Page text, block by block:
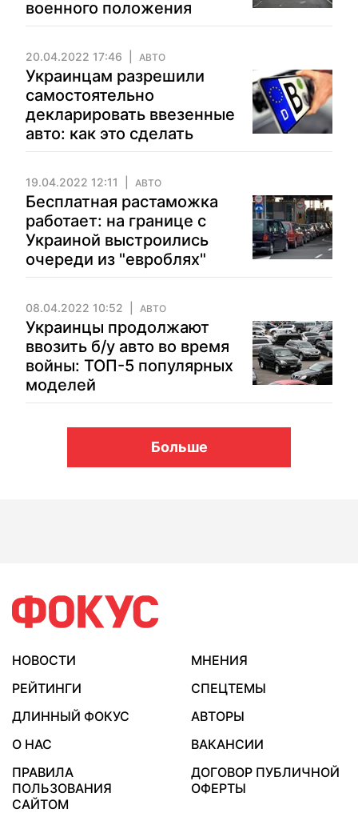
военного положения
20.04.2022 17:46 АВТО
Украинцам разрешили
самостоятельно
декларировать ввезенные
авто: как это сделать
19.04.2022 12:11 АВТО
Бесплатная растаможка
работает: на границе с
Украиной выстроились
очереди из "евроблях"
08.04.2022 10:52 АВТО
Украинцы продолжают
ввозить б/у авто во время
войны: ТОП-5 популярных
моделей
Больше
НОВОСТИ
МНЕНИЯ
РЕЙТИНГИ
СПЕЦТЕМЫ
ДЛИННЫЙ ФОКУС
АВТОРЫ
О НАС
ВАКАНСИИ
ПРАВИЛА
ПОЛЬЗОВАНИЯ
САЙТОМ
ДОГОВОР ПУБЛИЧНОЙ
ОФЕРТЫ